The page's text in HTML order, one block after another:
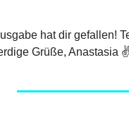
hat dir gefallen!
Grüße, Anastasia ✌️